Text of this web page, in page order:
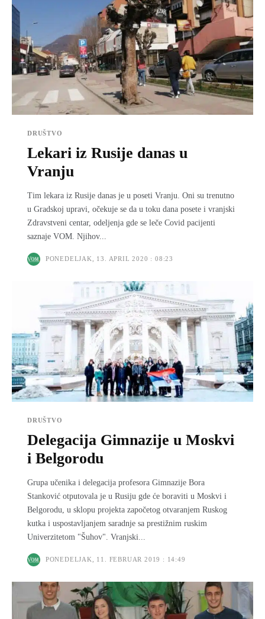
DRUŠTVO
Lekari iz Rusije danas u
Vranju
Tim lekara iz Rusije danas je u poseti Vranju. Oni su trenutno
u Gradskoj upravi, očekuje se da u toku dana posete i vranjski
Zdravstveni centar, odeljenja gde se leče Covid pacijenti
saznaje VOM. Njihov...
PONEDELJAK, 13. APRIL 2020 : 08:23
DRUŠTVO
Delegacija Gimnazije u Moskvi
i Belgorodu
Grupa učenika i delegacija profesora Gimnazije Bora
Stanković otputovala je u Rusiju gde će boraviti u Moskvi i
Belgorodu, u sklopu projekta započetog otvaranjem Ruskog
kutka i uspostavlјanjem saradnje sa prestižnim ruskim
Univerzitetom "Šuhov". Vranjski...
PONEDELJAK, 11. FEBRUAR 2019 : 14:49